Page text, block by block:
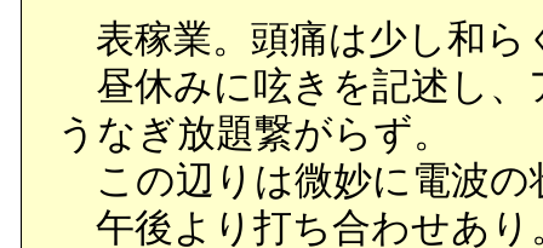
表稼業。頭痛は少し和ら
昼休みに呟きを記述し、
うなぎ放題繋がらず。
この辺りは微妙に電波の
午後より打ち合わせあり